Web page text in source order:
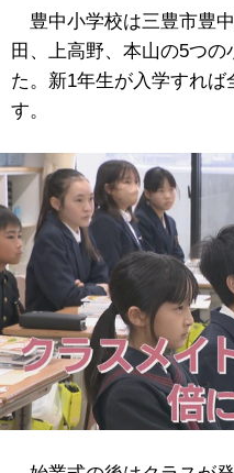
豊中小学校は三豊市豊
田、上高野、本山の5つ
た。新1年生が入学すれば
す。